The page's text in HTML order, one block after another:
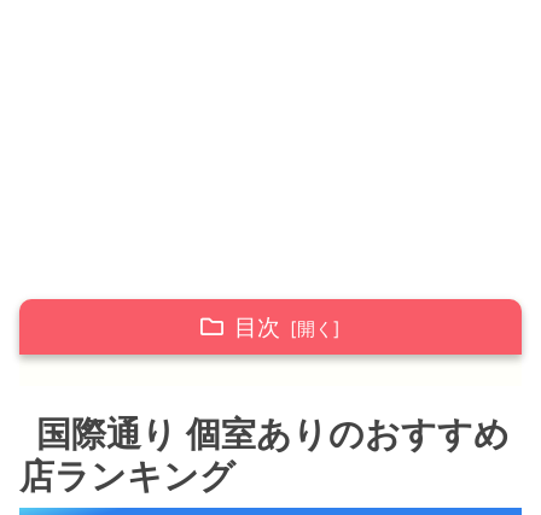
目次
10位 JUMBO STEAK HAN’S 奇跡の1マイ
ル店
9位 リビング&ダイニング hinode
国際通り 個室ありのおすすめ
店ランキング